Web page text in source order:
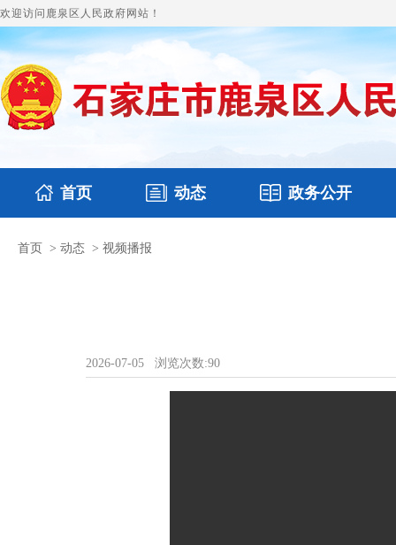
欢迎访问鹿泉区人民政府网站！
首页 动态
国务要闻
政务公开
本区文件
首页 > 动态 > 视频播报
2026-07-05 浏览次数:90